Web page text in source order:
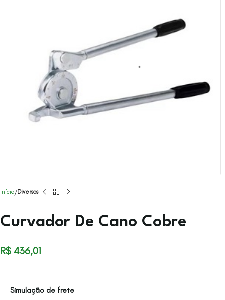
Início Diversos
Curvador De Cano Cobre
R$ 436,01
Simulação de frete